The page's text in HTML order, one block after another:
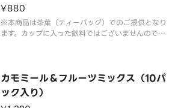
¥880
※本商品は茶葉（ティーバッグ）でのご提供となり
ます。カップに入った飲料ではございませんのでご
カモミール＆フルーツミックス（10パ
ック入り）